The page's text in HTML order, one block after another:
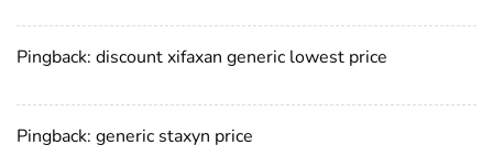
Pingback: discount xifaxan generic lowest price
Pingback: generic staxyn price